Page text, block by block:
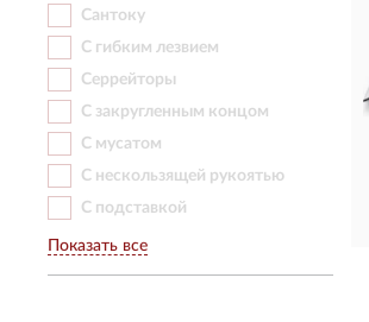
Сантоку
С гибким лезвием
Серрейторы
С закругленным концом
С мусатом
С нескользящей рукоятью
С подставкой
Показать все